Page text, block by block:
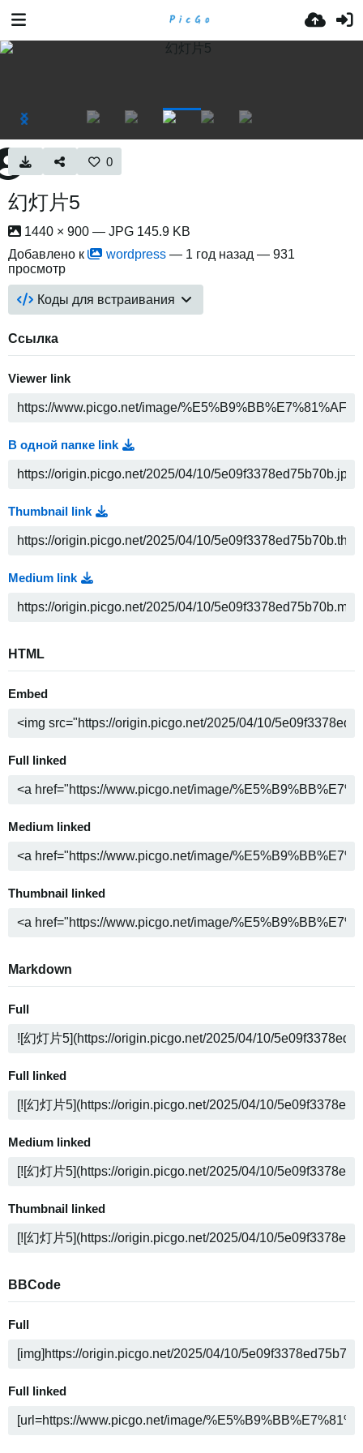
0
幻灯片5
1440 × 900 — JPG 145.9 KB
Добавлено к
wordpress — 1 год назад — 931
просмотр
Коды для встраивания
Ссылка
Viewer link
В одной папке link
Thumbnail link
Medium link
HTML
Embed
Full linked
Medium linked
Thumbnail linked
Markdown
Full
Full linked
Medium linked
Thumbnail linked
BBCode
Full
Full linked